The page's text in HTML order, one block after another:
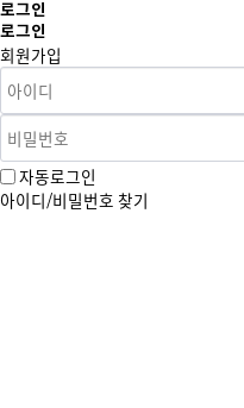
로그인
로그인
회원가입
자동로그인
아이디/비밀번호 찾기